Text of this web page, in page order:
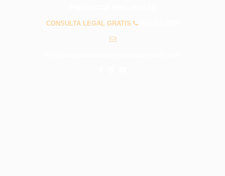
CONSULTA LEGAL GRATIS